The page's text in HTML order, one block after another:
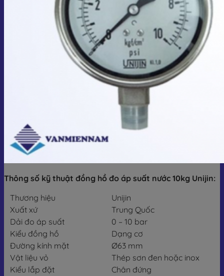
Thông số kỹ thuật đồng hồ đo áp suất nước 10kg Unijin:
Thương hiệu
Unijin
Xuất xứ
Trung Quốc
Dải đo áp suất
0 – 10 bar
Kiểu đồng hồ
Dạng cơ
Đường kính mặt
Ø63 mm
Vật liệu vỏ
Thép sơn đen hoặc inox
Kiểu lắp đặt
Chân đứng